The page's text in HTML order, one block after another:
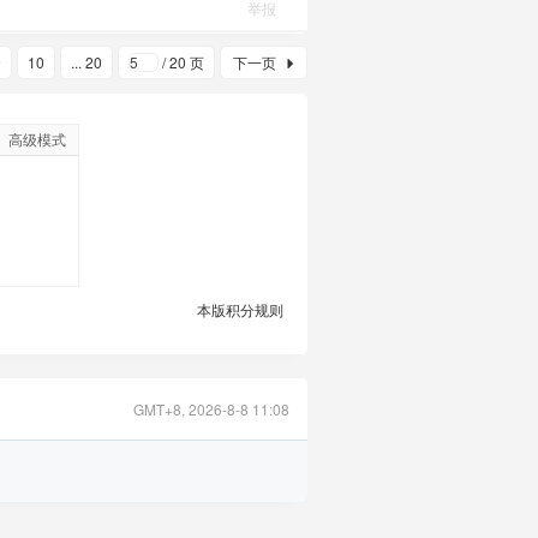
举报
10 ... 20 / 20 页 下一页
高级模式
本版积分规则
GMT+8, 2026-8-8 11:08